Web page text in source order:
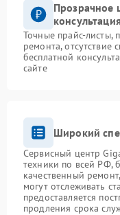
Прозрачное
Точные прайс-листы,
ремонта, отсутствие
бесплатной
сайте
Широкий
Сервисный центр
техники по всей РФ,
качественный
могут отслеживать
предоставляется
продления срока